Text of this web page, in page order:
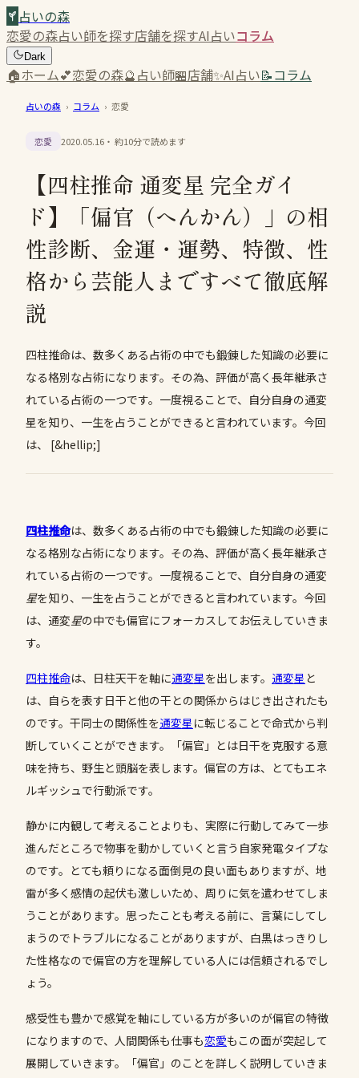
占いの森
恋愛の森占い師を探す店舗を探すAI占いコラム
Dark
🏠ホーム💕恋愛の森🔮占い師🏪店舗✨AI占い📝コラム
占いの森 › コラム › 恋愛
恋愛 2020.05.16 ・ 約10分で読めます
【四柱推命 通変星 完全ガイ
ド】「偏官（へんかん）」の相
性診断、金運・運勢、特徴、性
格から芸能人まですべて徹底解
説
四柱推命は、数多くある占術の中でも鍛錬した知識の必要に
なる格別な占術になります。その為、評価が高く長年継承さ
れている占術の一つです。一度視ることで、自分自身の通変
星を知り、一生を占うことができると言われています。今回
は、 [&hellip;]
四柱推命は、数多くある占術の中でも鍛錬した知識の必要に
なる格別な占術になります。その為、評価が高く長年継承さ
れている占術の一つです。一度視ることで、自分自身の通変
星を知り、一生を占うことができると言われています。今回
は、通変星の中でも偏官にフォーカスしてお伝えしていきま
す。
四柱推命は、日柱天干を軸に通変星を出します。 通変星 と
は、自らを表す日干と他の干との関係からはじき出されたも
のです。干同士の関係性を通変星 に転じることで命式から判
断していくことができます。「偏官」とは日干を克服する意
味を持ち、野生と頭脳を表します。偏官の方は、とてもエネ
ルギッシュで行動派です。
静かに内観して考えることよりも、実際に行動してみて一歩
進んだところで物事を動かしていくと言う自家発電タイプな
のです。とても頼りになる面倒見の良い面もありますが、地
雷が多く感情の起伏も激しいため、周りに気を遣わせてしま
うことがあります。思ったことも考える前に、言葉にしてし
まうのでトラブルになることがありますが、白黒はっきりし
た性格なので偏官の方を理解している人には信頼されるでし
ょう。
感受性も豊かで感覚を軸にしている方が多いのが偏官の特徴
になりますので、人間関係も仕事も恋愛もこの面が突起して
展開していきます。「偏官」のことを詳しく説明していきま